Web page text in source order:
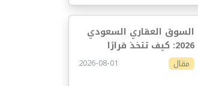
السوق العقاري السعودي
2026: كيف تتخذ قرارًا
استثماريًا أفضل
مقال 2026-08-01